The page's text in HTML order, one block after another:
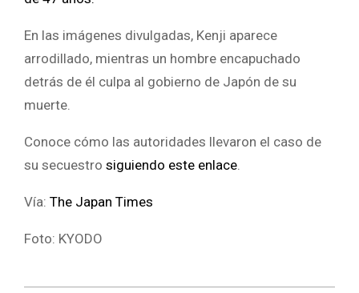
En las imágenes divulgadas, Kenji aparece
arrodillado, mientras un hombre encapuchado
detrás de él culpa al gobierno de Japón de su
muerte.
Conoce cómo las autoridades llevaron el caso de
su secuestro siguiendo este enlace
Vía: The Japan Times
Foto: KYODO